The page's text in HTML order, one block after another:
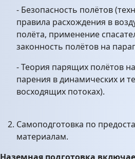
- Безопасность полётов
правила расхождения в
полёта, применение
законность полётов на
- Теория парящих полётов
парения в динамических и
восходящих потоках).
Самоподготовка по
материалам.